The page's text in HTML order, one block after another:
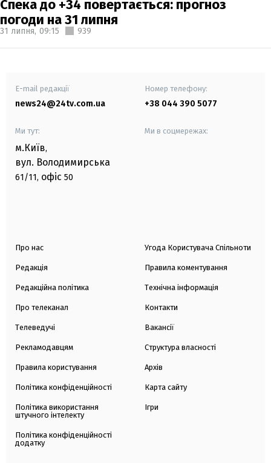
Спека до +34 повертається: прогноз
погоди на 31 липня
31 липня, 09:15 939
E-mail редакції
news24@24tv.com.ua
Номер телефону:
+38 044 390 5077
Ми тут:
м.Київ,
вул. Володимирська
61/11, офіс 50
Ми в соцмережах:
Про нас
Редакція
Редакційна політика
Про телеканал
Телеведучі
Рекламодавцям
Правила користування
Політика конфіденційності
Політика використання
штучного інтелекту
Політика конфіденційності
додатку
Угода Користувача Спільноти
Правила коментування
Технічна інформація
Контакти
Вакансії
Структура власності
Архів
Карта сайту
Ігри